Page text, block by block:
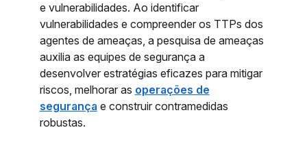
e vulnerabilidades. Ao identificar
vulnerabilidades e compreender os TTPs dos
agentes de ameaças, a pesquisa de ameaças
auxilia as equipes de segurança a
desenvolver estratégias eficazes para mitigar
riscos, melhorar as operações de
segurança e construir contramedidas
robustas.